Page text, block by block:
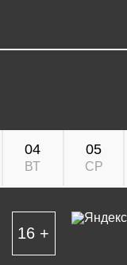
04
ВТ
05
СР
16 +